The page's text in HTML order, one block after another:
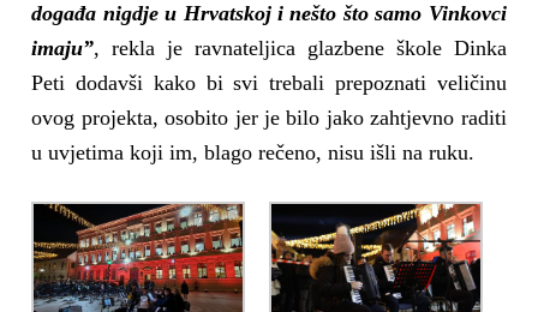
događa nigdje u Hrvatskoj i nešto što samo Vinkovci
imaju”, rekla je ravnateljica glazbene škole Dinka
Peti dodavši kako bi svi trebali prepoznati veličinu
ovog projekta, osobito jer je bilo jako zahtjevno raditi
u uvjetima koji im, blago rečeno, nisu išli na ruku.